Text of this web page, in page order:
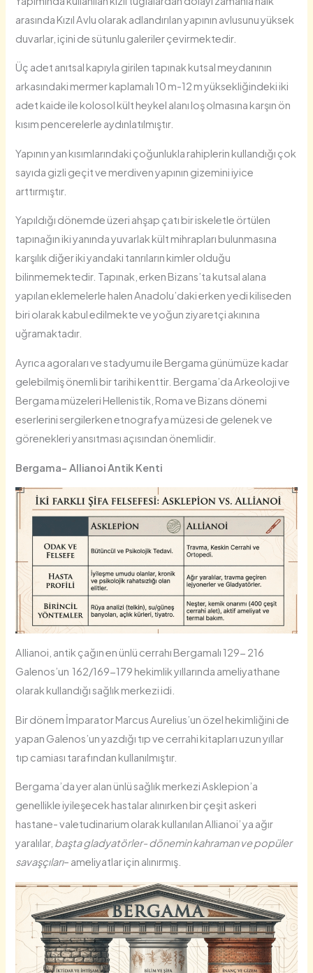
arasında Kızıl Avlu olarak adlandırılan yapının avlusunu yüksek
duvarlar, içini de sütunlu galeriler çevirmektedir.
Üç adet anıtsal kapıyla girilen tapınak kutsal meydanının
arkasındaki mermer kaplamalı 10 m-12 m yüksekliğindeki iki
adet kaide ile kolosol kült heykel alanı loş olmasına karşın ön
kısım pencerelerle aydınlatılmıştır.
Yapının yan kısımlarındaki çoğunlukla rahiplerin kullandığı çok
sayıda gizli geçit ve merdiven yapının gizemini iyice
arttırmıştır.
Yapıldığı dönemde üzeri ahşap çatı bir iskeletle örtülen
tapınağın iki yanında yuvarlak kült mihrapları bulunmasına
karşılık diğer iki yandaki tanrıların kimler olduğu
bilinmemektedir. Tapınak, erken Bizans’ta kutsal alana
yapılan eklemelerle halen Anadolu’daki erken yedi kiliseden
biri olarak kabul edilmekte ve yoğun ziyaretçi akınına
uğramaktadır.
Ayrıca agoraları ve stadyumu ile Bergama günümüze kadar
gelebilmiş önemli bir tarihi kenttir. Bergama’da Arkeoloji ve
Bergama müzeleri Hellenistik, Roma ve Bizans dönemi
eserlerini sergilerken etnografya müzesi de gelenek ve
görenekleri yansıtması açısından önemlidir.
Bergama- Allianoi Antik Kenti
Allianoi, antik çağın en ünlü cerrahı Bergamalı 129- 216
Galenos’un 162/169-179 hekimlik yıllarında ameliyathane
olarak kullandığı sağlık merkezi idi.
Bir dönem İmparator Marcus Aurelius’un özel hekimliğini de
yapan Galenos’un yazdığı tıp ve cerrahi kitapları uzun yıllar
tıp camiası tarafından kullanılmıştır.
Bergama’da yer alan ünlü sağlık merkezi Asklepion’a
genellikle iyileşecek hastalar alınırken bir çeşit askeri
hastane- valetudinarium olarak kullanılan Allianoi’ ya ağır
yaralılar, başta gladyatörler- dönemin kahraman ve popüler
savaşçıları– ameliyatlar için alınırmış.